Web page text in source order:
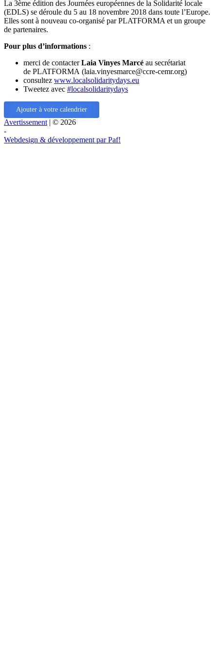
La 3ème édition des Journées européennes de la Solidarité locale
(EDLS) se déroule du 5 au 18 novembre 2018 dans toute l’Europe.
Elles sont à nouveau co-organisé par PLATFORMA et un groupe
de partenaires.
Pour plus d’informations :
merci de contacterLaia Vinyes Marcé au secrétariat
de PLATFORMA (laia.vinyesmarce@ccre-cemr.org)
consultez www.localsolidaritydays.eu
Tweetez avec #localsolidaritydays
Ajouter à votre calendrier
Avertissement | © 2026
-
Webdesign & développement par Paf!